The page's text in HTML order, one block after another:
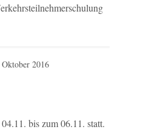
2016
bis zum 06.11. statt.